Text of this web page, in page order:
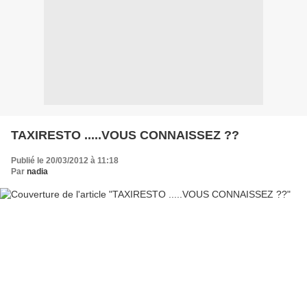
TAXIRESTO .....VOUS CONNAISSEZ ??
Publié le 20/03/2012 à 11:18
Par nadia